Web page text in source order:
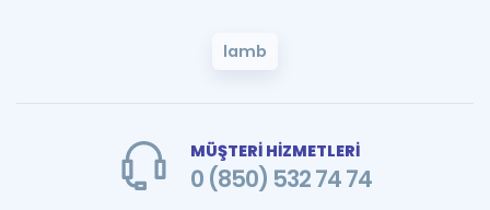
lamb
MÜŞTERİ HİZMETLERİ
0 (850) 532 74 74